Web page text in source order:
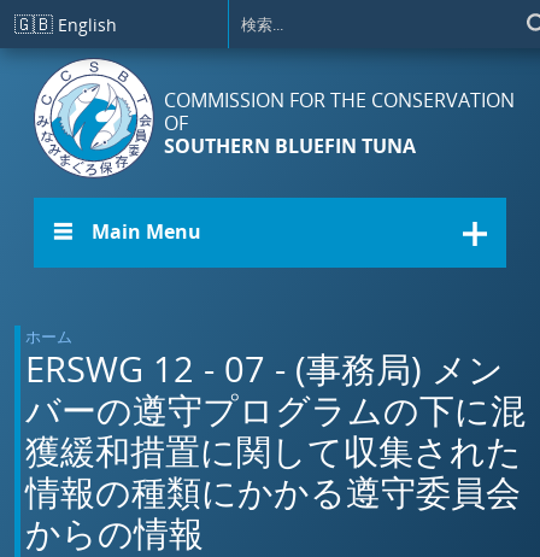
メインコンテンツに移動
🇬🇧 English
COMMISSION FOR THE CONSERVATION
OF
SOUTHERN BLUEFIN TUNA
☰ Main Menu
ホーム
ERSWG 12 - 07 - (事務局) メン
バーの遵守プログラムの下に混
獲緩和措置に関して収集された
情報の種類にかかる遵守委員会
からの情報